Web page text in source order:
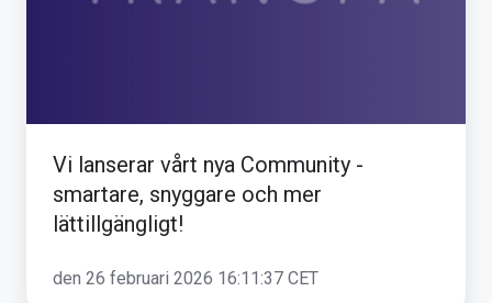
mer
lättillgängligt!
Vi lanserar vårt nya Community -
smartare, snyggare och mer
lättillgängligt!
den 26 februari 2026 16:11:37 CET